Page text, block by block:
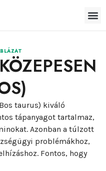
taurus) kiváló
tápanyagot tartalmaz,
Azonban a túlzott
problémákhoz,
Fontos, hogy